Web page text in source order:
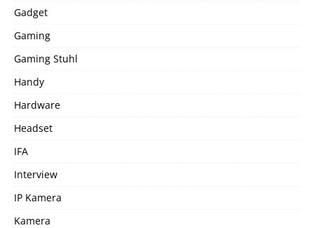
Gadget
Gaming
Gaming Stuhl
Handy
Hardware
Headset
IFA
Interview
IP Kamera
Kamera